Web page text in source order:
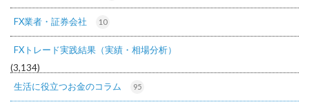
FX業者・証券会社 10
FXトレード実践結果（実績・相場分析）
(3,134)
生活に役立つお金のコラム
95